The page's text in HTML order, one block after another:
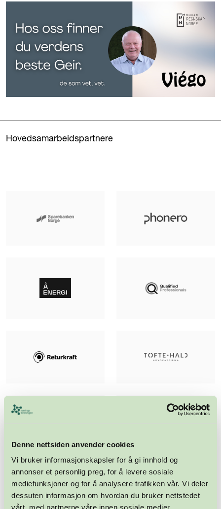
Denne nettsiden anvender cookies
Vi bruker informasjonskapsler for å gi innhold og
annonser et personlig preg, for å levere sosiale
mediefunksjoner og for å analysere trafikken vår. Vi deler
dessuten informasjon om hvordan du bruker nettstedet
vårt, med partnerne våre innen sosiale medier,
Hovedsamarbeidspartnere